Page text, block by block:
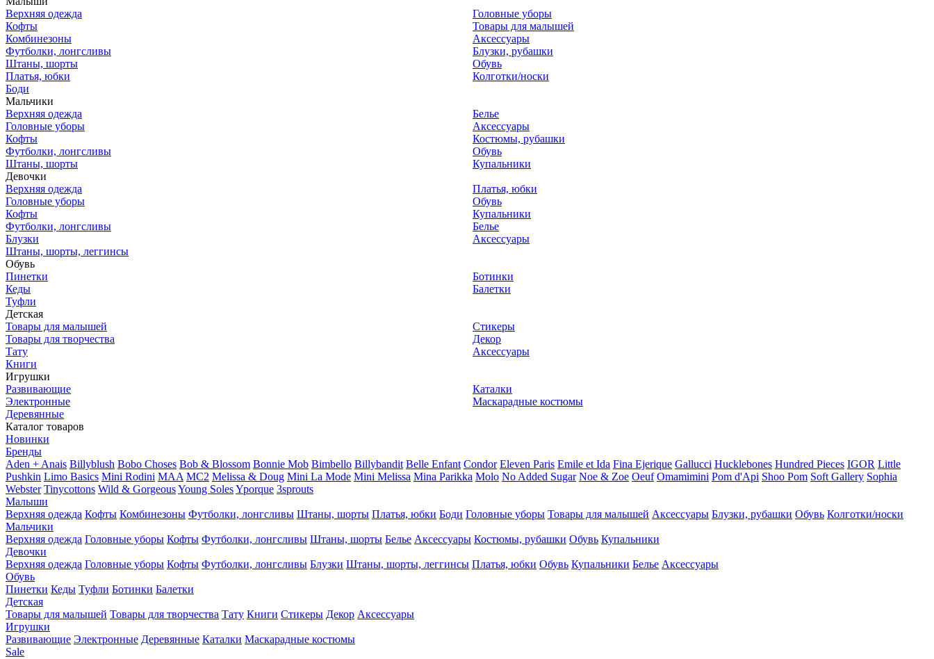
Верхняя одежда
Кофты
Комбинезоны
Футболки, лонгсливы
Штаны, шорты
Платья, юбки
Боди
Головные уборы
Товары для малышей
Аксессуары
Блузки, рубашки
Обувь
Колготки/носки
Мальчики
Верхняя одежда
Головные уборы
Кофты
Футболки, лонгсливы
Штаны, шорты
Белье
Аксессуары
Костюмы, рубашки
Обувь
Купальники
Девочки
Верхняя одежда
Головные уборы
Кофты
Футболки, лонгсливы
Блузки
Штаны, шорты, леггинсы
Платья, юбки
Обувь
Купальники
Белье
Аксессуары
Обувь
Пинетки
Кеды
Туфли
Ботинки
Балетки
Детская
Товары для малышей
Товары для творчества
Тату
Книги
Стикеры
Декор
Аксессуары
Игрушки
Развивающие
Электронные
Деревянные
Каталки
Маскарадные костюмы
Каталог товаров
Новинки
Бренды
Aden + Anais Billyblush Bobo Choses Bob & Blossom Bonnie Mob Bimbello Billybandit Belle Enfant Condor Eleven Paris Emile et Ida Fina Ejerique Gallucci Hucklebones Hundred Pieces IGOR Little
Pushkin Limo Basics Mini Rodini MAA MC2 Melissa & Doug Mini La Mode Mini Melissa Mina Parikka Molo No Added Sugar Noe & Zoe Oeuf Omamimini Pom d'Api Shoo Pom Soft Gallery Sophia
Webster Tinycottons Wild & GorgeousYoung SolesYporque 3sprouts
Малыши
Верхняя одежда Кофты Комбинезоны Футболки, лонгсливы Штаны, шорты Платья, юбки Боди Головные уборы Товары для малышей Аксессуары Блузки, рубашки Обувь Колготки/носки
Мальчики
Верхняя одежда Головные уборы Кофты Футболки, лонгсливы Штаны, шорты Белье Аксессуары Костюмы, рубашки Обувь Купальники
Девочки
Верхняя одежда Головные уборы Кофты Футболки, лонгсливы Блузки Штаны, шорты, леггинсы Платья, юбки Обувь Купальники Белье Аксессуары
Обувь
Пинетки Кеды Туфли Ботинки Балетки
Детская
Товары для малышей Товары для творчества Тату Книги Стикеры Декор Аксессуары
Игрушки
Развивающие Электронные Деревянные Каталки Маскарадные костюмы
Sale